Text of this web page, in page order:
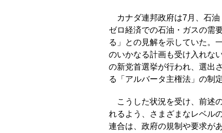
カナダ連邦政府は7月、石
ゼロ経済での石油・ガスの需
る」との見解を示していた。
のいかなる計画も受け入れな
の新党首選挙が行われ、選出
る「アルバータ主権法」の制
こうした状況を受け、前述
れるよう、さまざまなレベル
連合は、政府の規制や要求が